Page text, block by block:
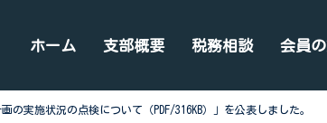
ホーム 支部概要 税務相談 会員
の実施状況の点検について（PDF/316KB）」を公表しました。